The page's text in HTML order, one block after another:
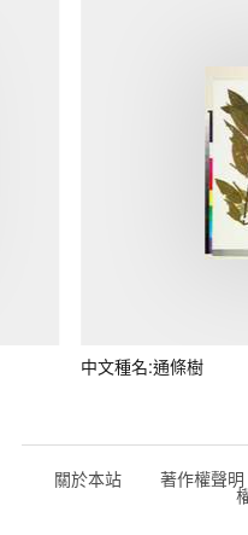
中文種名:通條樹
關於本站 著作權聲明